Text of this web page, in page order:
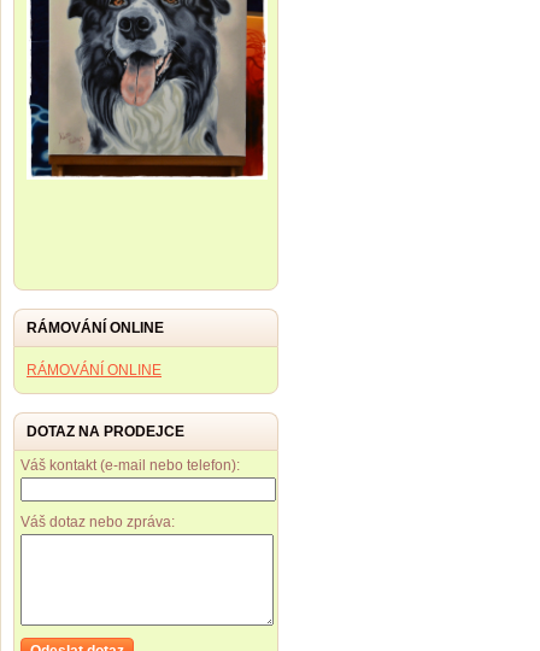
RÁMOVÁNÍ ONLINE
RÁMOVÁNÍ ONLINE
DOTAZ NA PRODEJCE
Váš kontakt (e-mail nebo telefon):
Váš dotaz nebo zpráva: